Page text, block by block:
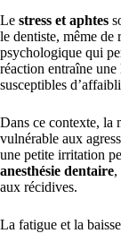
Le stress et aphtes
le dentiste, même de
psychologique qui
réaction entraîne une
susceptibles
Dans ce contexte, la
vulnérable aux
une petite irritation
anesthésie dentaire,
aux récidives.
La fatigue et la